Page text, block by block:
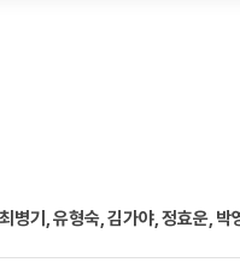
고객센터
병기, 유형숙, 김가야, 정효운, 박